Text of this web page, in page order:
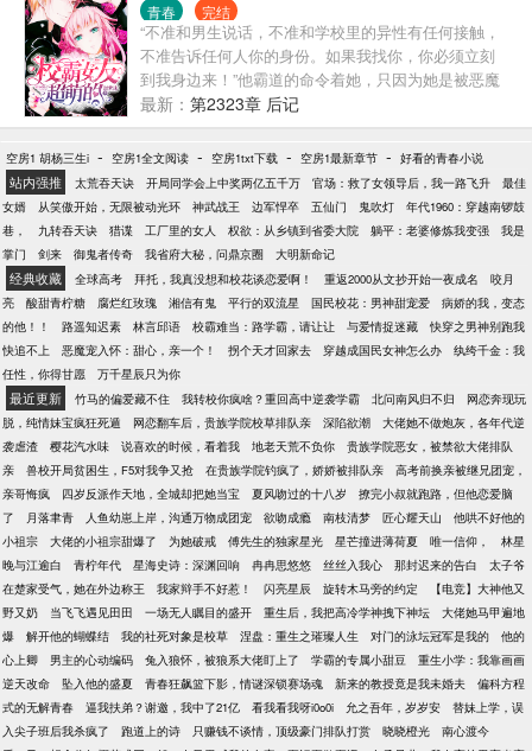
青春 完结
“不准和男生说话，不准和学校里的异性有任何接触，
不准告诉任何人你的身份。如果我找你，你必须立刻
到我身边来！”他霸道的命令着她，只因为她是被恶魔
独占的小丫头，她是被他捧在手心里的小公主，全世
界只有他可以任意妄为的欺负她！这是一头大灰狼把
小白兔叼回家去的故事！（绝对宠文，黄金狗粮遍地
撒！）
最新： 第2323章 后记
空房1 胡杨三生i - 空房1全文阅读 - 空房1txt下载 - 空房1最新章节 - 好看的青春小说
站内强推 太荒吞天诀 开局同学会上中奖两亿五千万 官场：救了女领导后，我一路飞升
最佳
女婿
从笑傲开始，无限被动光环 神武战王 边军悍卒 五仙门 鬼吹灯
年代1960：穿越南锣鼓
巷，
九转吞天诀 猎谍 工厂里的女人 权欲：从乡镇到省委大院 躺平：老婆修炼我变强
我是
掌门
剑来 御鬼者传奇 我省府大秘，问鼎京圈 大明新命记
经典收藏 全球高考 拜托，我真没想和校花谈恋爱啊！ 重返2000从文抄开始一夜成名
咬月
亮
酸甜青柠糖 腐烂红玫瑰 湘信有鬼 平行的双流星 国民校花：男神甜宠爱
病娇的我，变态
的他！！
路遥知迟素 林言邱语 校霸难当：路学霸，请让让 与爱情捉迷藏
快穿之男神别跑我
快追不上
恶魔宠入怀：甜心，亲一个！ 拐个天才回家去 穿越成国民女神怎么办
纨绔千金：我
任性，你得甘愿
万千星辰只为你
最近更新 竹马的偏爱藏不住 我转校你疯啥？重回高中逆袭学霸 北问南风归不归
网恋奔现玩
脱，纯情妹宝疯狂死遁
网恋翻车后，贵族学院校草排队亲 深陷欲潮
大佬她不做炮灰，各年代逆
袭虐渣
樱花汽水味 说喜欢的时候，看着我 地老天荒不负你
贵族学院恶女，被禁欲大佬排队
亲
兽校开局贫困生，F5对我争又抢 在贵族学院钓疯了，娇娇被排队亲
高考前换亲被继兄团宠，
亲哥悔疯
四岁反派作天地，全城却把她当宝 夏风吻过的十八岁
撩完小叔就跑路，但他恋爱脑
了
月落聿青 人鱼幼崽上岸，沟通万物成团宠 欲吻成瘾 南枝清梦 匠心耀天山
他哄不好他的
小祖宗
大佬的小祖宗甜爆了 为她破戒 傅先生的独家星光 星芒撞进薄荷夏 唯一信仰，
林星
晚与江逾白
青柠年代 星海史诗：深渊回响 冉冉思悠悠 丝丝入我心 那封迟来的告白
太子爷
在楚家受气，她在外边称王
我家辩手不好惹！ 闪亮星辰 旋转木马旁的约定
【电竞】大神他又
野又奶
当飞飞遇见田田 一场无人瞩目的盛开 重生后，我把高冷学神拽下神坛
大佬她马甲遍地
爆
解开他的蝴蝶结 我的社死对象是校草 涅盘：重生之璀璨人生 对门的泳坛冠军是我的
他的
心上卿
男主的心动编码 兔入狼怀，被狼系大佬盯上了 学霸的专属小甜豆
重生小学：我靠画画
逆天改命
坠入他的盛夏 青春狂飙篮下影，情谜深锁赛场魂 新来的教授竟是我未婚夫
偏科方程
式的无解青春
逼我扶弟？谢邀，我中了21亿 看我看我呀i0o0i 允之吾年，岁岁安
替妹上学，误
入尖子班后我杀疯了
跑道上的诗 只赚钱不谈情，顶级豪门排队打赏 晓晓橙光
南心渡今